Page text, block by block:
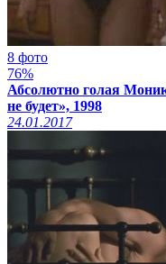
8 фото
76%
Абсолютно голая
не будет», 1998
24.01.2017